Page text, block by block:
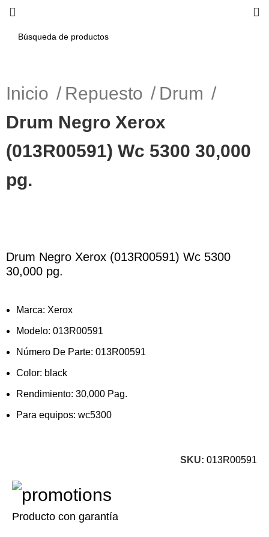
Inicio Repuesto
Drum
Drum Negro Xerox
(013R00591) Wc 5300 30,000
pg.
Drum Negro Xerox (013R00591) Wc 5300
30,000 pg.
Marca: Xerox
Modelo: 013R00591
Número De Parte: 013R00591
Color: black
Rendimiento: 30,000 Pag.
Para equipos: wc5300
SKU: 013R00591
Producto con garantía